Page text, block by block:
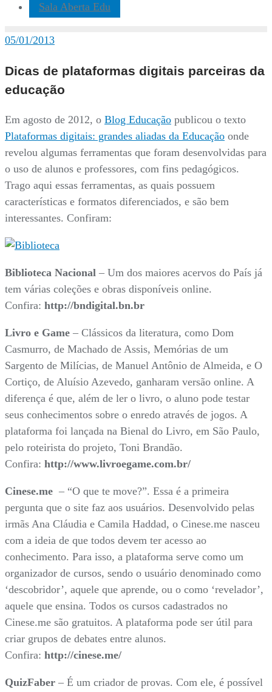
Sala Aberta Edu
05/01/2013
Dicas de plataformas digitais parceiras da
educação
Em agosto de 2012, o Blog Educação publicou o texto
Plataformas digitais: grandes aliadas da Educação onde
revelou algumas ferramentas que foram desenvolvidas para
o uso de alunos e professores, com fins pedagógicos.
Trago aqui essas ferramentas, as quais possuem
características e formatos diferenciados, e são bem
interessantes. Confiram:
Biblioteca Nacional – Um dos maiores acervos do País já
tem várias coleções e obras disponíveis online.
Confira: http://bndigital.bn.br
Livro e Game – Clássicos da literatura, como Dom
Casmurro, de Machado de Assis, Memórias de um
Sargento de Milícias, de Manuel Antônio de Almeida, e O
Cortiço, de Aluísio Azevedo, ganharam versão online. A
diferença é que, além de ler o livro, o aluno pode testar
seus conhecimentos sobre o enredo através de jogos. A
plataforma foi lançada na Bienal do Livro, em São Paulo,
pelo roteirista do projeto, Toni Brandão.
Confira: http://www.livroegame.com.br/
Cinese.me – “O que te move?”. Essa é a primeira
pergunta que o site faz aos usuários. Desenvolvido pelas
irmãs Ana Cláudia e Camila Haddad, o Cinese.me nasceu
com a ideia de que todos devem ter acesso ao
conhecimento. Para isso, a plataforma serve como um
organizador de cursos, sendo o usuário denominado como
‘descobridor’, aquele que aprende, ou o como ‘revelador’,
aquele que ensina. Todos os cursos cadastrados no
Cinese.me são gratuitos. A plataforma pode ser útil para
criar grupos de debates entre alunos.
Confira: http://cinese.me/
QuizFaber – É um criador de provas. Com ele, é possível